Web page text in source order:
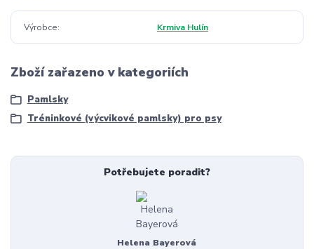
Výrobce Krmiva Hulín
Zboží zařazeno v kategoriích
Pamlsky
Tréninkové (výcvikové pamlsky) pro psy
Potřebujete poradit?
Helena Bayerová